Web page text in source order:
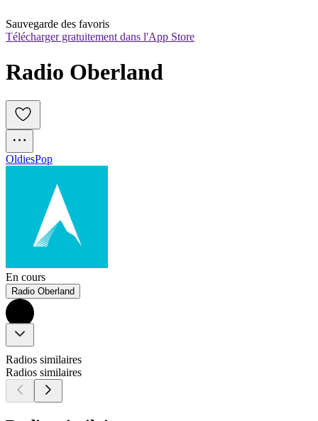
Sauvegarde des favoris
Télécharger gratuitement dans l'App Store
Radio Oberland
OldiesPop
En cours
Radio Oberland
Radios similaires
Radios similaires